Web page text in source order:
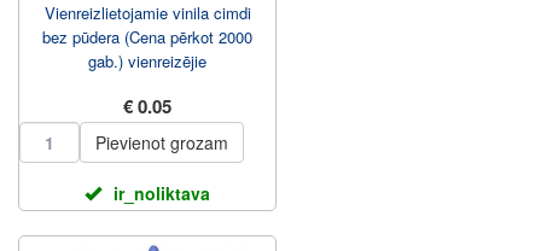
Vienreizlietojamie vinila cimdi
bez pūdera (Cena pērkot 2000
gab.) vienreizējie
€ 0.05
Pievienot grozam
ir_noliktava